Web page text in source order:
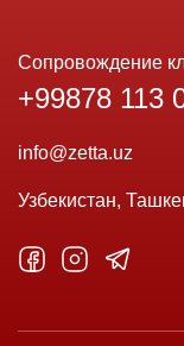
Сопровождение
+99878 113
info@zetta.uz
Узбекистан,